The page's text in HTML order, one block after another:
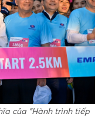
của "Hành trình tiếp